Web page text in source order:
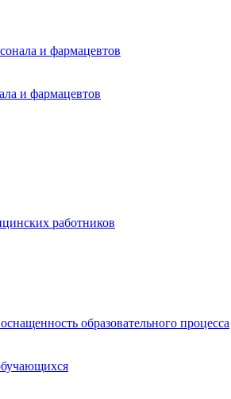
и фармацевтов
и фармацевтов
работников
образовательного процесса